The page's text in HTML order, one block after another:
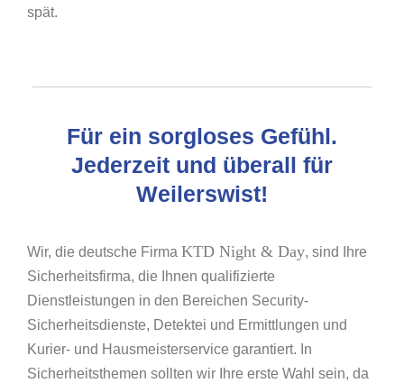
spät.
Für ein sorgloses Gefühl.
Jederzeit und überall für
Weilerswist!
Wir, die deutsche Firma KTD Night & Day, sind Ihre
Sicherheitsfirma, die Ihnen qualifizierte
Dienstleistungen in den Bereichen Security-
Sicherheitsdienste, Detektei und Ermittlungen und
Kurier- und Hausmeisterservice garantiert. In
Sicherheitsthemen sollten wir Ihre erste Wahl sein, da